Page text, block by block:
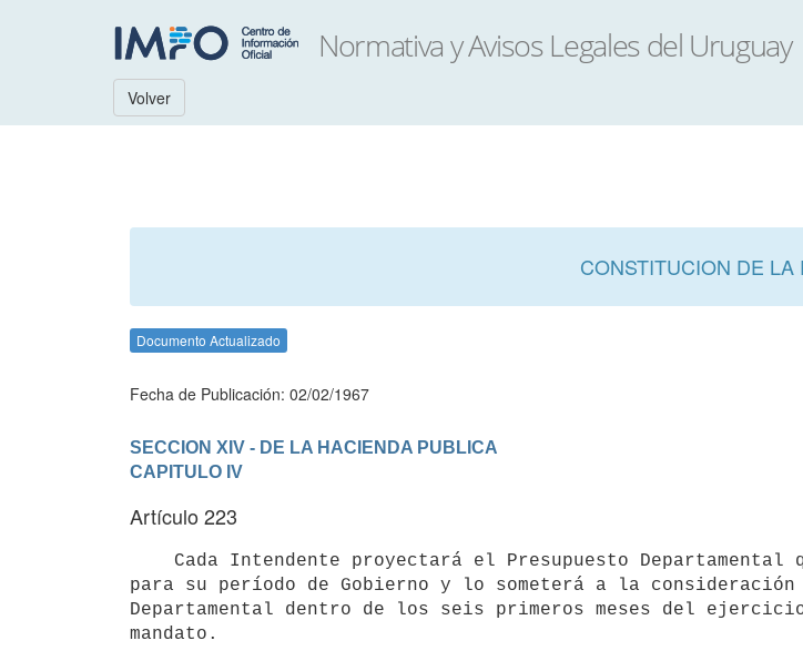
Volver
CONSTITUCION DE LA
Documento Actualizado
Fecha de Publicación: 02/02/1967
SECCION XIV - DE LA HACIENDA PUBLICA
CAPITULO IV
Artículo 223
para su período de Gobierno y lo someterá a la
Departamental dentro de los seis primeros meses del